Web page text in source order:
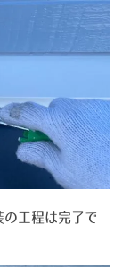
の工程は完了で